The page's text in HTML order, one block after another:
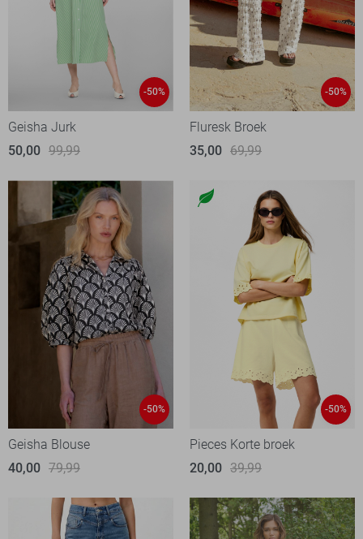
-50%
Geisha Jurk
50,00 99,99
-50%
Fluresk Broek
35,00 69,99
-50%
Geisha Blouse
40,00 79,99
-50%
Pieces Korte broek
20,00 39,99